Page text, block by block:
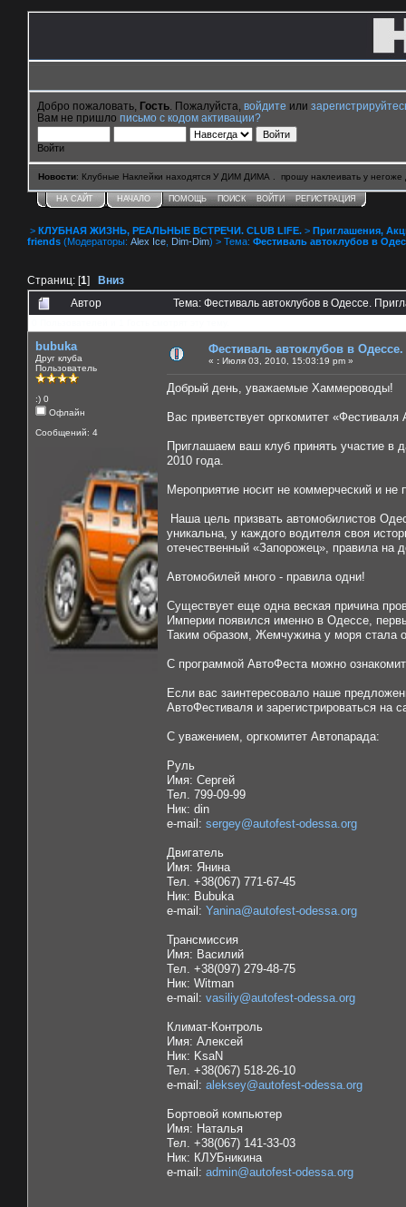
Добро пожаловать, Гость . Пожалуйста, войдите или
Вам не пришло письмо с кодом активации?
Войти
Новости: Клубные Наклейки находятся У ДИМ ДИМА . прошу наклеивать у негоже
НА САЙТ НАЧАЛО ПОМОЩЬ ПОИСК ВОЙТИ РЕГИСТРАЦИЯ
> КЛУБНАЯ ЖИЗНЬ, РЕАЛЬНЫЕ ВСТРЕЧИ. CLUB LIFE. > Приглашения,
friends (Модераторы: Alex Ice Dim-Dim) > Тема: Фестиваль автоклубов в
Страниц: [1] Вниз
Автор
Тема: Фестиваль автоклубов в Одессе.
bubuka
Друг клуба
Пользователь
:) 0
Офлайн
Сообщений: 4
Фестиваль автоклубов в
« : Июля 03, 2010, 15:03:19 pm »
Добрый день, уважаемые Хаммероводы!
Вас приветствует оргкомитет
Приглашаем ваш клуб принять участие в
2010 года.
Мероприятие носит не коммерческий и не
Наша цель призвать автомобилистов
уникальна, у каждого водителя своя
отечественный «Запорожец», правила на
Автомобилей много - правила одни!
Существует еще одна веская причина
Империи появился именно в Одессе,
Таким образом, Жемчужина у моря стала
С программой АвтоФеста можно
Если вас заинтересовало наше
АвтоФестиваля и зарегистрироваться на
С уважением, оргкомитет Автопарада:
Руль
Имя: Сергей
Тел. 799-09-99
Ник: din
e-mail: sergey@autofest-odessa.org
Двигатель
Имя: Янина
Тел. +38(067) 771-67-45
Ник: Bubuka
e-mail: Yanina@autofest-odessa.org
Трансмиссия
Имя: Василий
Тел. +38(097) 279-48-75
Ник: Witman
e-mail: vasiliy@autofest-odessa.org
Климат-Контроль
Имя: Алексей
Ник: KsaN
Тел. +38(067) 518-26-10
e-mail: aleksey@autofest-odessa.org
Бортовой компьютер
Имя: Наталья
Тел. +38(067) 141-33-03
Ник: КЛУБникина
e-mail: admin@autofest-odessa.org